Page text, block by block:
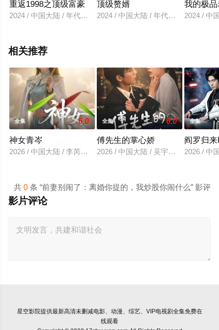
重返1998之顶级富豪
2024 / 中国大陆 / 年代穿越
顶级赘婿
2024 / 中国大陆 / 年代穿越
我的极
2024 / 中
相关推荐
全集 6.0
神女青岑
2026 / 中国大陆 / 李芮峤＆张媛媛
全集 6.0
傅先生的掌心娇
2026 / 中国大陆 / 吴宇航＆郑千亦
全集
阎罗归
2026 / 中
共0 条 “前妻别闹了：离婚你提的，我炒股你闹什么” 影评
影片评论
星空影院提供最新高清未删减电影、动漫、综艺、VIP电视剧全集免费在
线观看